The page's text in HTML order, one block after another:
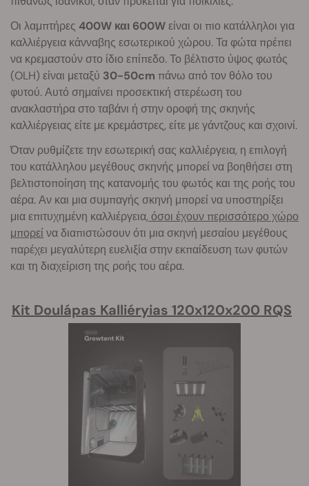
Οι λαμπτήρες 400W και 600Wείναι οι πιο κατάλληλοι για
καλλιέργεια κάνναβης εσωτερικού χώρου. Τα φώτα πρέπει
να κρεμαστούν στο ίδιο επίπεδο. Το βέλτιστο ύψος φωτός
(OLH) είναι μεταξύ 30-50cm πάνω από τον θόλο του
φυτού. Αυτό σημαίνει προσεκτική στερέωση του
ανακλαστήρα στο ταβάνι ή στην οροφή της σκηνής
καλλιέργειας είτε με κρεμάστρες, είτε με γάντζους και σχοινί.
Όταν ρυθμίζετε την εσωτερική σας καλλιέργεια, η επιλογή
του κατάλληλου μεγέθους σκηνής μπορεί να βοηθήσει στη
βελτιστοποίηση της κατανομής του φωτός και της ροής του
αέρα. Αν και μια συμπαγής σκηνή μπορεί να υποστηρίξει
μια επιτυχημένη καλλιέργεια, όσοι έχουν περισσότερο χώρο
μπορεί να διαπιστώσουν ότι μια σκηνή μεσαίου μεγέθους
παρέχει μεγαλύτερη ευελιξία στην εκπαίδευση των φυτών
και τη διαχείριση της ροής του αέρα.
Kit Doulápas Kalliéryias 120x120x200 RQS